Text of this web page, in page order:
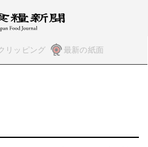
リッピング 最新の紙面